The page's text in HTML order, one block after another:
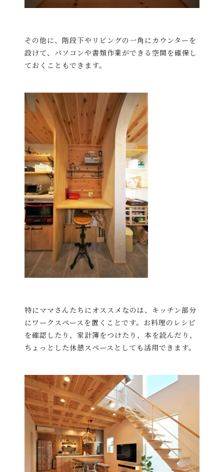
その他に、階段下やリビングの一角にカウンターを
設けて、パソコンや書類作業ができる空間を確保し
ておくこともできます。
特にママさんたちにオススメなのは、キッチン部分
にワークスペースを置くことです。お料理のレシピ
を確認したり、家計簿をつけたり、本を読んだり、
ちょっとした休憩スペースとしても活用できます。